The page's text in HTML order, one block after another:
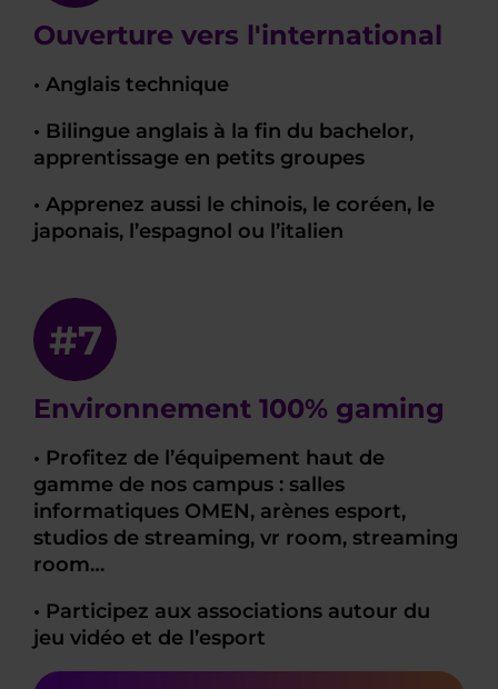
Ouverture vers l'international
• Anglais technique
• Bilingue anglais à la fin du bachelor,
apprentissage en petits groupes
• Apprenez aussi le chinois, le coréen, le
japonais, l’espagnol ou l’italien
#7
Environnement 100% gaming
• Profitez de l’équipement haut de
gamme de nos campus : salles
informatiques OMEN, arènes esport,
studios de streaming, vr room, streaming
room…
• Participez aux associations autour du
jeu vidéo et de l’esport